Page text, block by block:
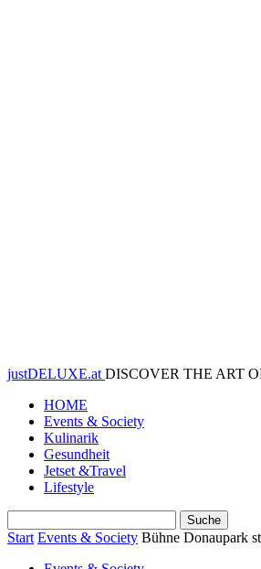
justDELUXE.at DISCOVER THE ART
HOME
Events & Society
Kulinarik
Gesundheit
Jetset &Travel
Lifestyle
Start Events & Society Bühne Donaupark